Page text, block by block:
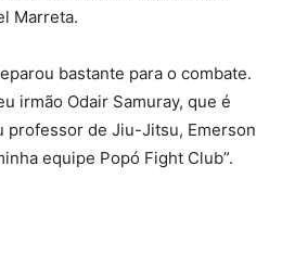
Marreta.
bastante para o combate.
irmão Odair Samuray, que é
professor de Jiu-Jitsu, Emerson
equipe Popó Fight Club”.